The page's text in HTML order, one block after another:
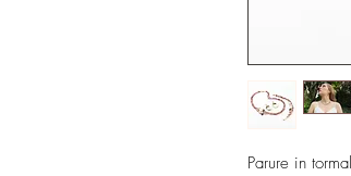
Parure in